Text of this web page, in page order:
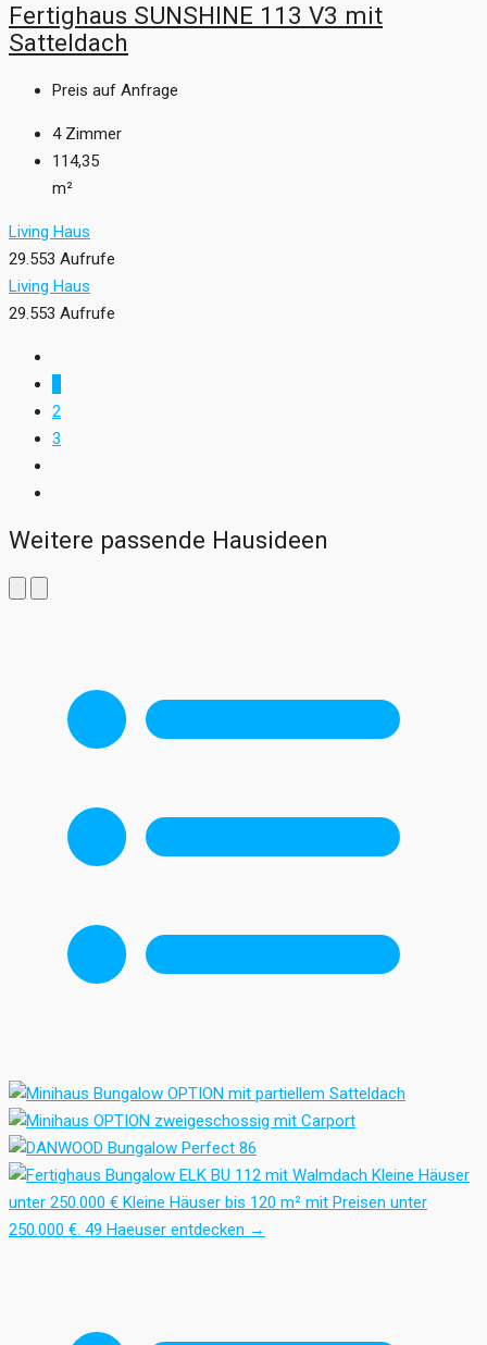
Fertighaus SUNSHINE 113 V3 mit
Satteldach
Preis auf Anfrage
4 Zimmer
114,35
m²
Living Haus
29.553 Aufrufe
Living Haus
29.553 Aufrufe
2
3
Weitere passende Hausideen
Kleine Häuser
unter 250.000 € Kleine Häuser bis 120 m² mit Preisen unter
250.000 €. 49 Haeuser entdecken →